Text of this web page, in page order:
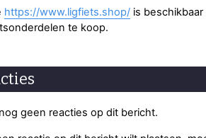
https://www.ligfiets.shop/ is
te koop.
geen reacties op dit bericht.